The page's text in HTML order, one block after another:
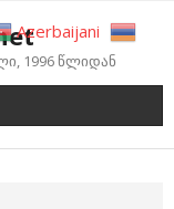
1996 წლიდან
Azerbaijani